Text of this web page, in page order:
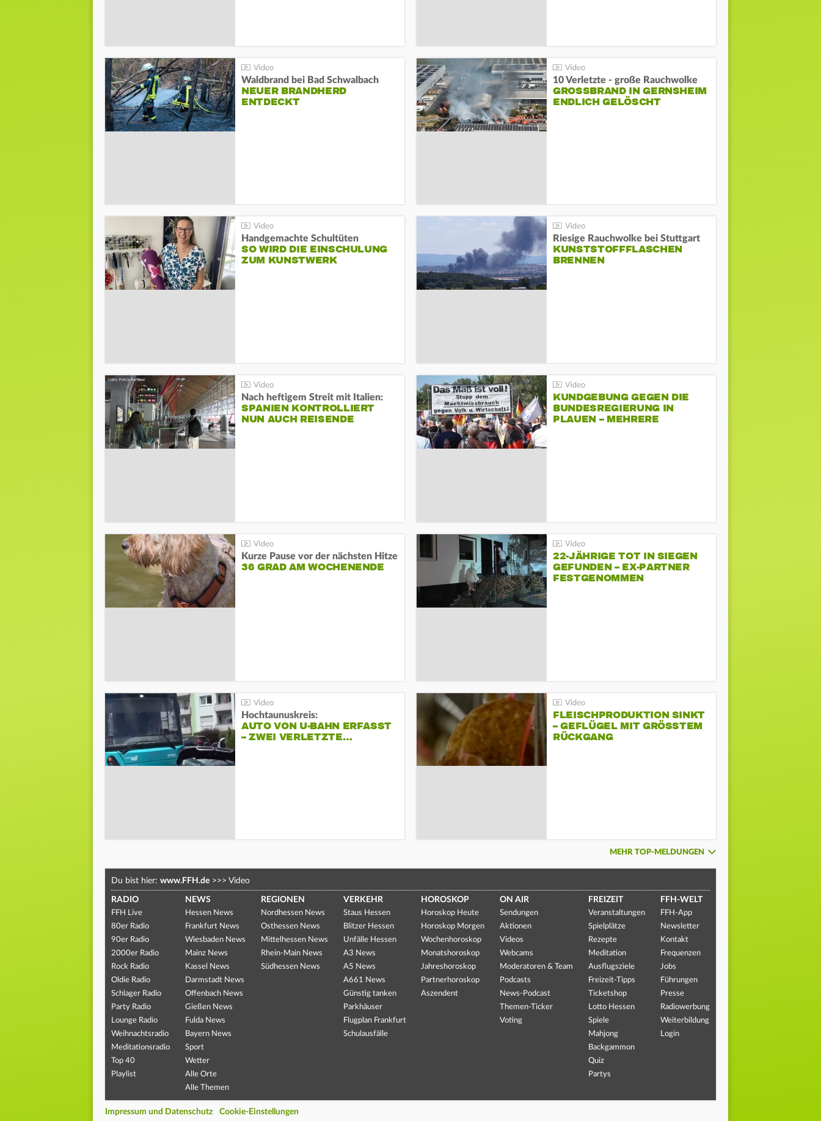
Waldbrand bei Bad Schwalbach
NEUER BRANDHERD
ENTDECKT
10 Verletzte - große Rauchwolke
GROSSBRAND IN GERNSHEIM E
NDLICH GELÖSCHT
Handgemachte Schultüten
SO WIRD DIE EINSCHULUNG
ZUM KUNSTWERK
Riesige Rauchwolke bei Stuttgart
KUNSTSTOFFFLASCHEN
BRENNEN
Nach heftigem Streit mit Italien:
SPANIEN KONTROLLIERT
NUN AUCH REISENDE
KUNDGEBUNG GEGEN DIE
BUNDESREGIERUNG IN
PLAUEN – MEHRERE
Kurze Pause vor der nächsten Hitze
36 GRAD AM WOCHENENDE
22-JÄHRIGE TOT IN SIEGEN
GEFUNDEN – EX-PARTNER
FESTGENOMMEN
Hochtaunuskreis:
AUTO VON U-BAHN ERFASST
– ZWEI VERLETZTE…
FLEISCHPRODUKTION SINKT
– GEFLÜGEL MIT GRÖSSTEM R
ÜCKGANG
MEHR TOP-MELDUNGEN
Du bist hier: www.FFH.de >>> Video
RADIO
FFH Live
80er Radio
90er Radio
2000er Radio
Rock Radio
Oldie Radio
Schlager Radio
Party Radio
Lounge Radio
Weihnachtsradio
Meditationsradio
Top 40
Playlist
NEWS
Hessen News
Frankfurt News
Wiesbaden News
Mainz News
Kassel News
Darmstadt News
Offenbach News
Gießen News
Fulda News
Bayern News
Sport
Wetter
Alle Orte
Alle Themen
REGIONEN
Nordhessen News
Osthessen News
Mittelhessen News
Rhein-Main News
Südhessen News
VERKEHR
Staus Hessen
Blitzer Hessen
Unfälle Hessen
A3 News
A5 News
A661 News
Günstig tanken
Parkhäuser
Flugplan Frankfurt
Schulausfälle
HOROSKOP
Horoskop Heute
Horoskop Morgen
Wochenhoroskop
Monatshoroskop
Jahreshoroskop
Partnerhoroskop
Aszendent
ON AIR
Sendungen
Aktionen
Videos
Webcams
Moderatoren & Team
Podcasts
News-Podcast
Themen-Ticker
Voting
FREIZEIT
Veranstaltungen
Spielplätze
Rezepte
Meditation
Ausflugsziele
Freizeit-Tipps
Ticketshop
Lotto Hessen
Spiele
Mahjong
Backgammon
Quiz
Partys
FFH-WELT
FFH-App
Newsletter
Kontakt
Frequenzen
Jobs
Führungen
Presse
Radiowerbung
Weiterbildung
Login
Impressum und Datenschutz Cookie-Einstellungen